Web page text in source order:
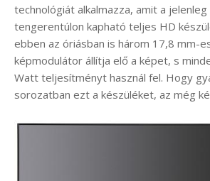
technológiát alkalmazza, amit a jelenleg
tengerentúlon kapható teljes HD
ebben az óriásban is három 17,8 mm-
képmodulátor állítja elő a képet, s
Watt teljesítményt használ fel. Hogy
sorozatban ezt a készüléket, az még